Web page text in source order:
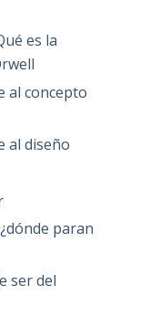
es la
al concepto
al diseño
paran
ser del